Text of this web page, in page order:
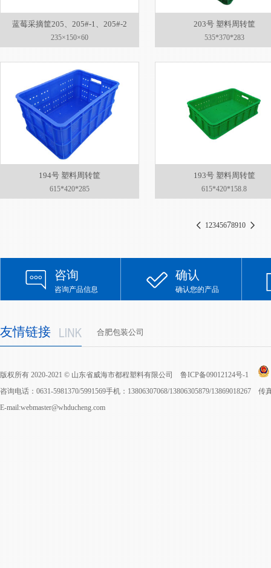
蓝莓采摘筐205、205#-1、205#-2
235×150×60
203号 塑料周转筐
535*370*283
194号 塑料周转筐
615*420*285
193号 塑料周转筐
615*420*158.8
12345678910
咨询
咨询产品信息
确认
确认您的产品
友情链接 合肥包装公司
版权所有 2020-2021 © 山东省威海市都程塑料有限公司 鲁ICP备09012124号-1
咨询电话：0631-5981370/5991569手机：13806307068/13806305879/13869018267
E-mail:webmaster@whducheng.com